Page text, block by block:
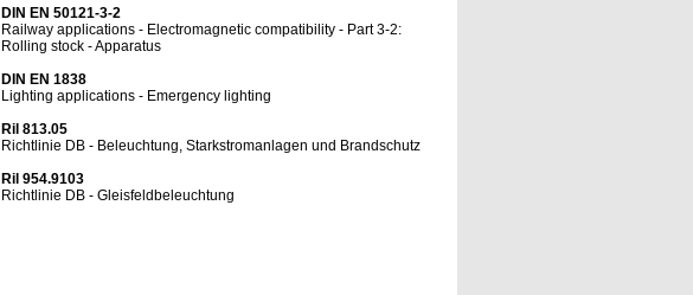
DIN EN 50121-3-2
Railway applications - Electromagnetic compatibility - Part 3-2:
Rolling stock - Apparatus
DIN EN 1838
Lighting applications - Emergency lighting
Ril 813.05
Richtlinie DB - Beleuchtung, Starkstromanlagen und Brandschutz
Ril 954.9103
Richtlinie DB - Gleisfeldbeleuchtung